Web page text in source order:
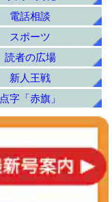
電話相談
スポーツ
読者の広場
新人王戦
点字「赤旗」